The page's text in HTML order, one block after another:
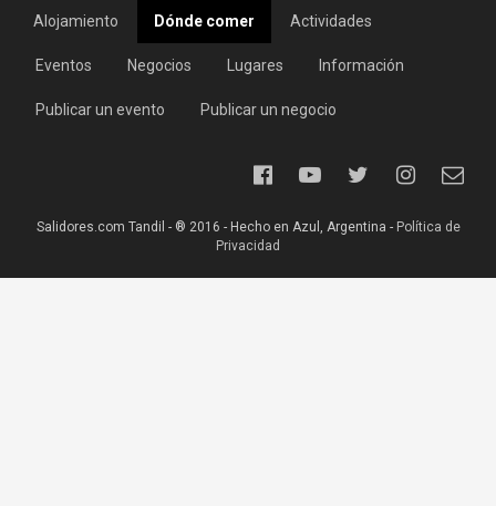
Alojamiento Dónde comer Actividades
Eventos Negocios Lugares Información
Publicar un evento Publicar un negocio
Salidores.com Tandil - ® 2016 - Hecho en Azul, Argentina - Política de
Privacidad